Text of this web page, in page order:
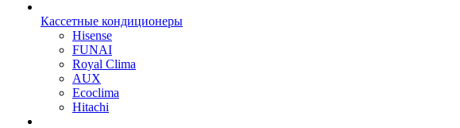
Кассетные кондиционеры
Hisense
FUNAI
Royal Clima
AUX
Ecoclima
Hitachi